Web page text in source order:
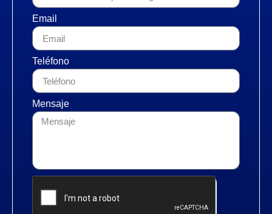
Email
Teléfono
Mensaje